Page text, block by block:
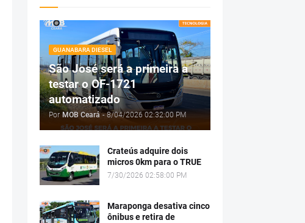
GUANABARA DIESEL
São José será a primeira a
testar o OF-1721
automatizado
Por MOB Ceará - 8/04/2026 02:32:00 PM
Crateús adquire dois
micros 0km para o TRUE
7/30/2026 02:58:00 PM
Maraponga desativa cinco
ônibus e retira de